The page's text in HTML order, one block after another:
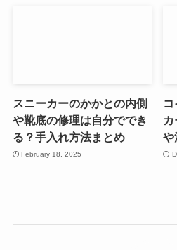
スニーカーのかかとの内側
や靴底の修理は自分ででき
る？手入れ方法まとめ
February 18, 2025
や